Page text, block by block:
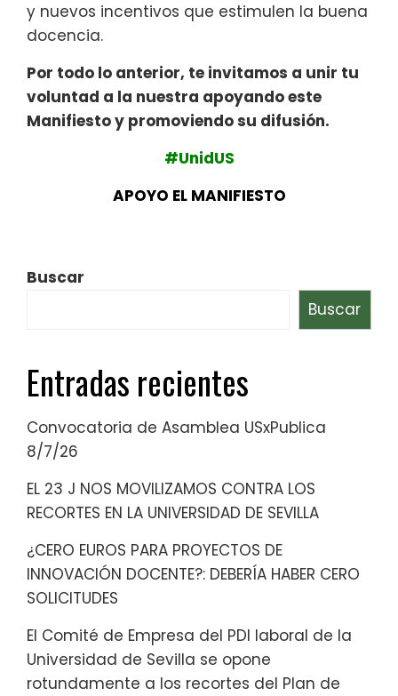
y nuevos incentivos que estimulen la buena
docencia.
Por todo lo anterior, te invitamos a unir tu
voluntad a la nuestra apoyando este
Manifiesto y promoviendo su difusión.
#UnidUS
APOYO EL MANIFIESTO
Buscar
Buscar
Entradas recientes
Convocatoria de Asamblea USxPublica
8/7/26
EL 23 J NOS MOVILIZAMOS CONTRA LOS
RECORTES EN LA UNIVERSIDAD DE SEVILLA
¿CERO EUROS PARA PROYECTOS DE
INNOVACIÓN DOCENTE?: DEBERÍA HABER CERO
SOLICITUDES
El Comité de Empresa del PDI laboral de la
Universidad de Sevilla se opone
rotundamente a los recortes del Plan de